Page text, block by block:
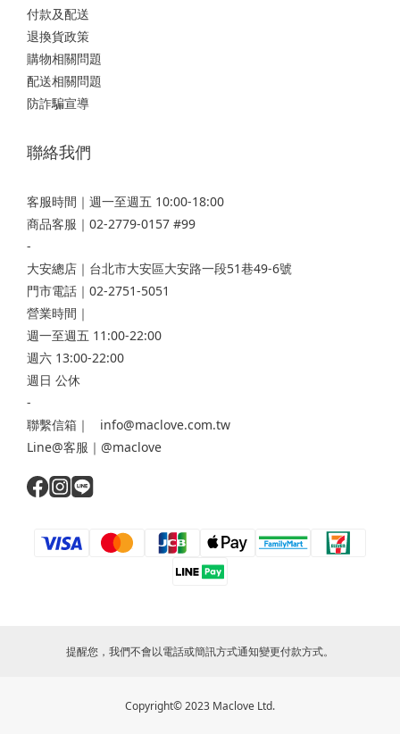
付款及配送
退換貨政策
購物相關問題
配送相關問題
防詐騙宣導
聯絡我們
客服時間｜週一至週五 10:00-18:00
商品客服｜02-2779-0157 #99
-
大安總店 ｜台北市大安區大安路一段51巷49-6號
門市電話｜02-2751-5051
營業時間｜
週一至週五 11:00-22:00
週六 13:00-22:00
週日 公休
-
聯繫信箱｜ info@maclove.com.tw
Line@客服｜@maclove
提醒您，我們不會以電話或簡訊方式通知變更付款方式。
Copyright© 2023 Maclove Ltd.